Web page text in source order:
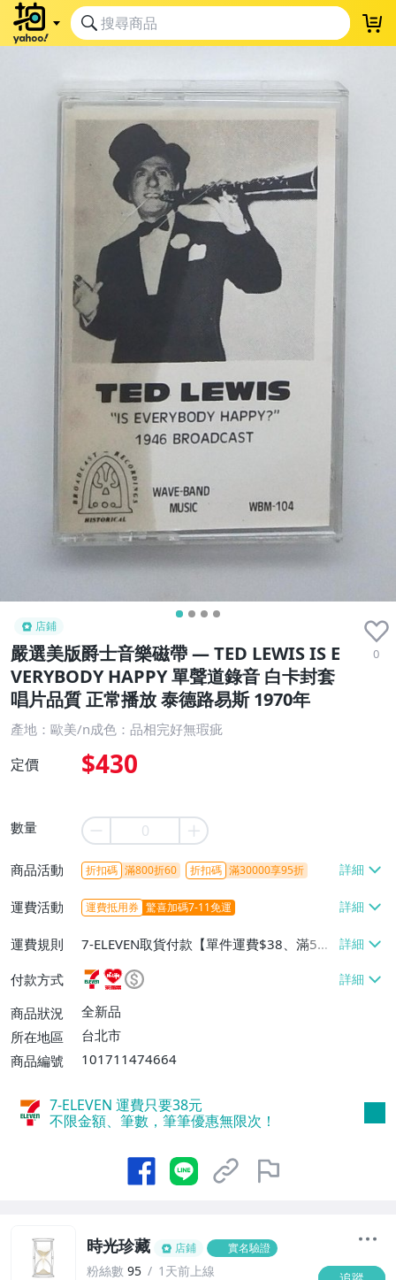
店鋪
嚴選美版爵士音樂磁帶 — TED LEWIS IS E
VERYBODY HAPPY 單聲道錄音 白卡封套
唱片品質 正常播放 泰德路易斯 1970年
0
產地：歐美/n成色：品相完好無瑕疵
定價 $430
數量
商品活動 折扣碼 滿800折60 折扣碼 滿30000享95折
運費活動 運費抵用券 驚喜加碼7-11免運
運費規則
7-ELEVEN取貨付款【單件運費$38、滿5件
或消費滿$1298免運費】、7-ELEVEN取貨
不付款【免運費】、萊爾富取貨付款【單件
運費$60、滿5件或消費滿$1298免運
費】、宅配/貨運【單件運費$120、滿5件
付款方式
商品狀況
全新品
所在地區
台北市
商品編號
101711474664
7-ELEVEN 運費只要38元
不限金額、筆數，筆筆優惠無限次！
時光珍藏 店鋪 實名驗證
粉絲數 95 1天前上線